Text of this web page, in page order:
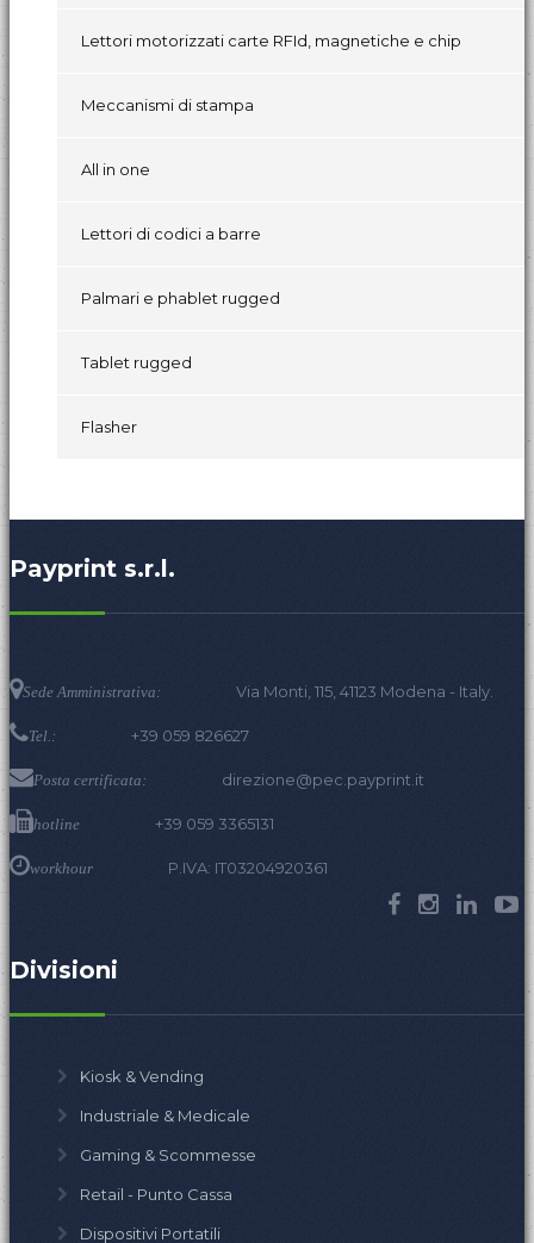
Lettori motorizzati carte RFId, magnetiche e chip
Meccanismi di stampa
All in one
Lettori di codici a barre
Palmari e phablet rugged
Tablet rugged
Flasher
Payprint s.r.l.
Sede Amministrativa: Via Monti, 115, 41123 Modena - Italy.
Tel.: +39 059 826627
Posta certificata: direzione@pec.payprint.it
hotline +39 059 3365131
workhour P.IVA: IT03204920361
Divisioni
Kiosk & Vending
Industriale & Medicale
Gaming & Scommesse
Retail - Punto Cassa
Dispositivi Portatili